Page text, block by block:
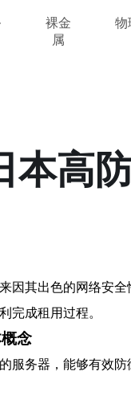
裸金
属
物
本高
因其出色的网络安
完成租用过程。
念
服务器，能够有效